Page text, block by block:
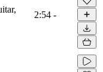
2:54 -